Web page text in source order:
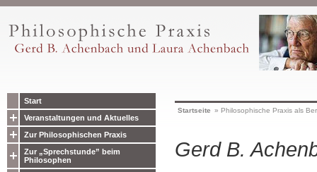
Start
Veranstaltungen und Aktuelles
Zur Philosophischen Praxis
Zur „Sprechstunde” beim
Philosophen
Startseite » Philosophische Praxis als
Gerd B.